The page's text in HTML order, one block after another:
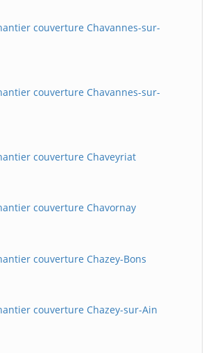
couverture Chavannes-sur-
couverture Chavannes-sur-
couverture Chaveyriat
couverture Chavornay
couverture Chazey-Bons
couverture Chazey-sur-Ain